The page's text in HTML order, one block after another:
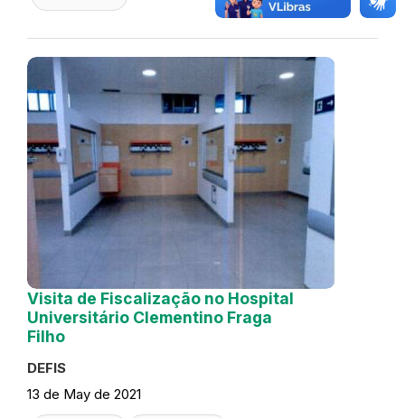
Visita de Fiscalização no Hospital
Universitário Clementino Fraga
Filho
DEFIS
13 de May de 2021